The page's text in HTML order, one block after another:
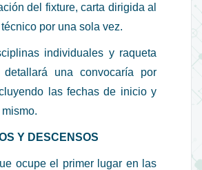
del fixture, carta dirigida al
por una sola vez.
individuales y raqueta
detallará una convocaría por
las fechas de inicio y
Y DESCENSOS
ocupe el primer lugar en las